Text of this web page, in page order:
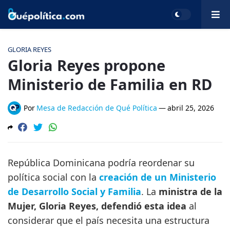
GLORIA REYES
Gloria Reyes propone
Ministerio de Familia en RD
Por Mesa de Redacción de Qué Política —abril 25, 2026
República Dominicana podría reordenar su
política social con la creación de un Ministerio
de Desarrollo Social y Familia. La ministra de la
Mujer, Gloria Reyes, defendió esta idea al
considerar que el país necesita una estructura